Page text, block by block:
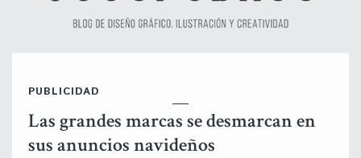
PUBLICIDAD
Las grandes marcas se desmarcan en
sus anuncios navideños